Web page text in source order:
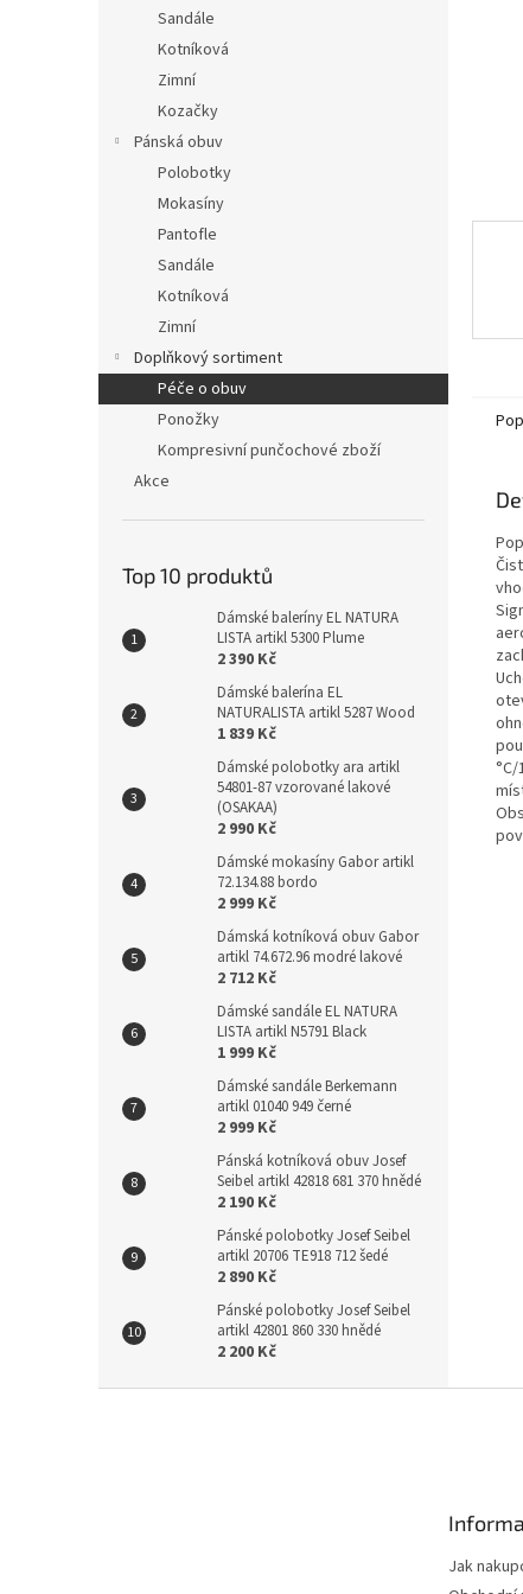
Sandále
Kotníková
Zimní
Kozačky
Pánská obuv
Polobotky
Mokasíny
Pantofle
Sandále
Kotníková
Zimní
Doplňkový sortiment
Péče o obuv
Ponožky
Kompresivní punčochové zboží
Akce
Top 10 produktů
Dámské baleríny EL NATURA
LISTA artikl 5300 Plume
2 390 Kč
Dámské balerína EL
NATURALISTA artikl 5287 Wood
1 839 Kč
Dámské polobotky ara artikl
54801-87 vzorované lakové
(OSAKAA)
2 990 Kč
Dámské mokasíny Gabor artikl
72.134.88 bordo
2 999 Kč
Dámská kotníková obuv Gabor
artikl 74.672.96 modré lakové
2 712 Kč
Dámské sandále EL NATURA
LISTA artikl N5791 Black
1 999 Kč
Dámské sandále Berkemann
artikl 01040 949 černé
2 999 Kč
Pánská kotníková obuv Josef
Seibel artikl 42818 681 370 hnědé
2 190 Kč
Pánské polobotky Josef Seibel
artikl 20706 TE918 712 šedé
2 890 Kč
Pánské polobotky Josef Seibel
artikl 42801 860 330 hnědé
2 200 Kč
Jak